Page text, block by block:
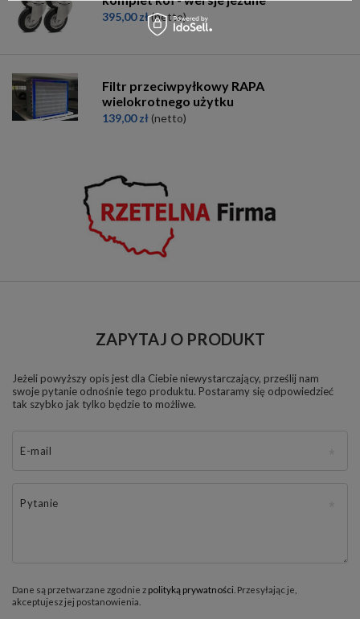
395,00 zł(netto)
Filtr przeciwpyłkowy RAPA
wielokrotnego użytku
139,00 zł (netto)
ZAPYTAJ O PRODUKT
Jeżeli powyższy opis jest dla Ciebie niewystarczający, prześlij nam
swoje pytanie odnośnie tego produktu. Postaramy się odpowiedzieć
tak szybko jak tylko będzie to możliwe.
E-mail
Pytanie
Dane są przetwarzane zgodnie z polityką prywatności . Przesyłając je,
akceptujesz jej postanowienia.